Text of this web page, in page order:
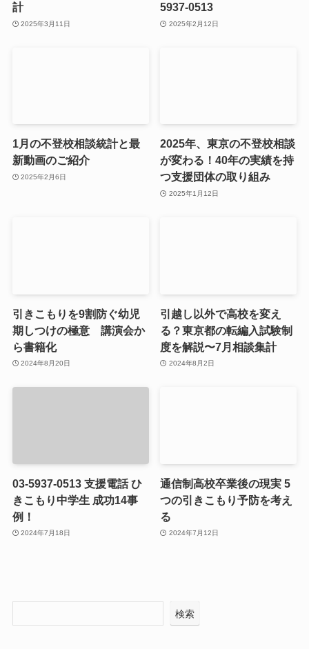
計
2025年3月11日
5937-0513
2025年2月12日
1月の不登校相談統計と最
新動画のご紹介
2025年2月6日
2025年、東京の不登校相談
が変わる！40年の実績を持
つ支援団体の取り組み
2025年1月12日
引きこもりを9割防ぐ幼児
期しつけの極意 講演会か
ら書籍化
2024年8月20日
引越し以外で高校を変え
る？東京都の転編入試験制
度を解説〜7月相談集計
2024年8月2日
03-5937-0513 支援電話 ひ
きこもり中学生 成功14事
例！
2024年7月18日
通信制高校卒業後の現実 5
つの引きこもり予防を考え
る
2024年7月12日
検索